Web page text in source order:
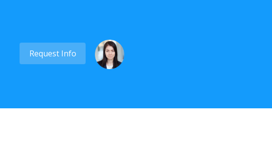
Request Info